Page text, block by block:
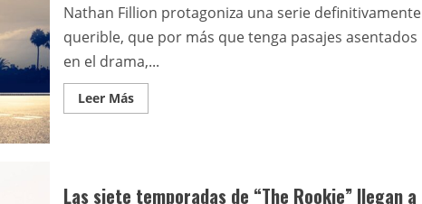
Nathan Fillion protagoniza una serie definitivamente
querible, que por más que tenga pasajes asentados
en el drama,...
Leer MásLeer
más
Temporadas
1
Las siete temporadas de “The Rookie” llegan a